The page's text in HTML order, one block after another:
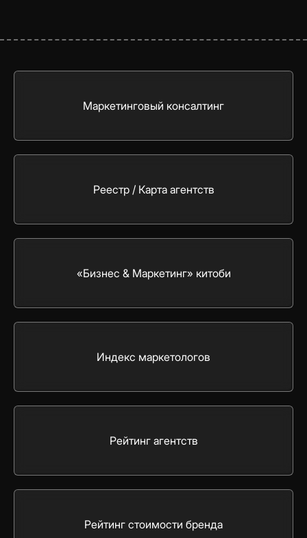
Маркетинговый консалтинг
Реестр / Карта агентств
«Бизнес & Маркетинг» китоби
Индекс маркетологов
Рейтинг агентств
Рейтинг стоимости бренда